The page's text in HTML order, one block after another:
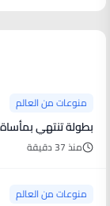
منوعات من العالم
بطولة تنتهي بمأساة .. وفاة شاب مغربي غرقا بعد إنقاذ فتاة
منذ 37 دقيقة
منوعات من العالم